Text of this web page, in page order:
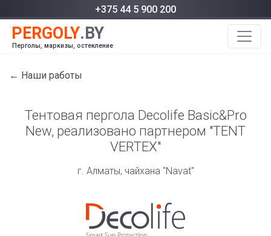
+375 44 5 900 200
Перголы, маркизы, остекление
← Наши работы
Тентовая пергола Decolife Basic&Pro
New, реализовано партнером "TENT
VERTEX"
г. Алматы, чайхана "Navat"